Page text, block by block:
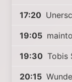
17:20
19:05
19:30 Tobis
20:15